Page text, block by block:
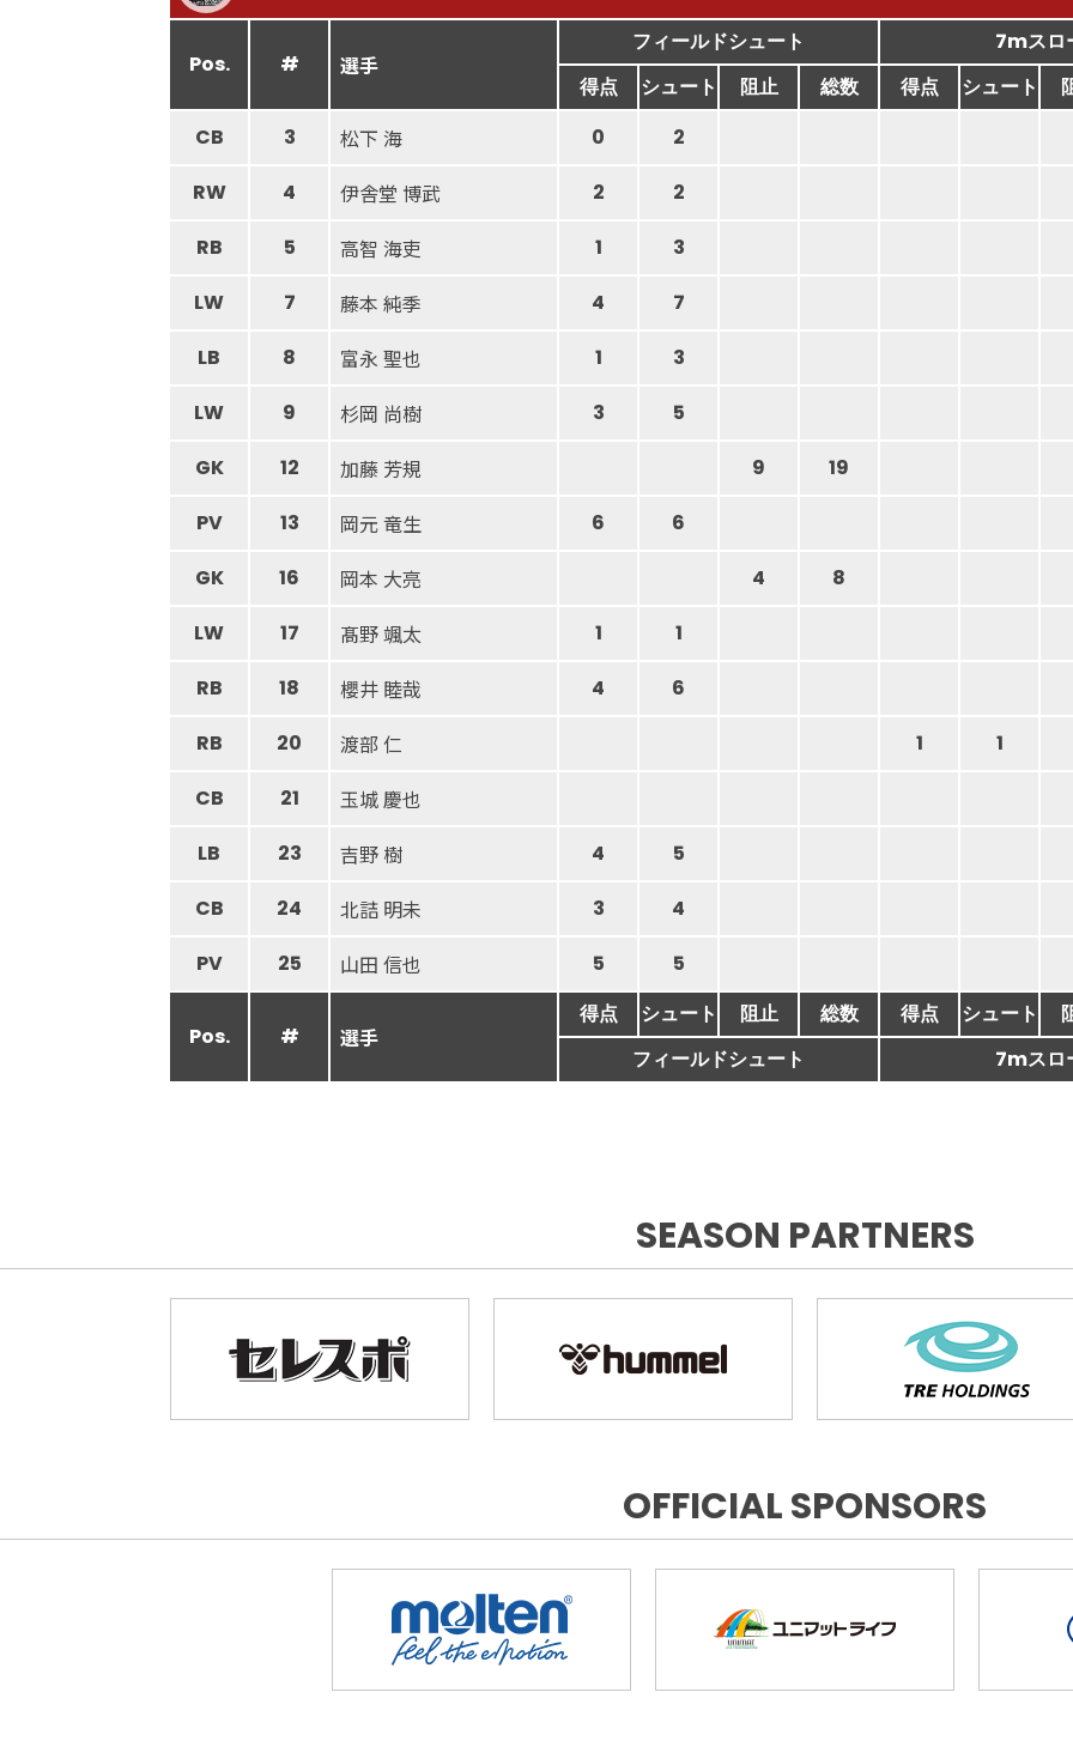
Pos. # 選手
フィールドシュート
7mスロ
得点
シュート 阻止 総数 得点 シュート
CB
3 松下 海 0
2
RW
4 伊舎堂 博武 2
2
RB
5 高智 海吏 1
3
LW
7 藤本 純季 4
7
LB
8 富永 聖也 1
3
LW
9 杉岡 尚樹 3
5
GK
12 加藤 芳規 9
19
PV
13 岡元 竜生 6
6
GK
16 岡本 大亮 4
8
LW
17 髙野 颯太 1
1
RB
18 櫻井 睦哉 4
6
RB
20 渡部 仁 1
1
CB
21 玉城 慶也
LB 23 吉野 樹 4
5
CB
24 北詰 明未 3
4
PV
25 山田 信也 5 5
Pos. # 選手
得点 シュート 阻止 総数 得点 シュート
フィールドシュート
7mスロ
SEASON PARTNERS
OFFICIAL SPONSORS